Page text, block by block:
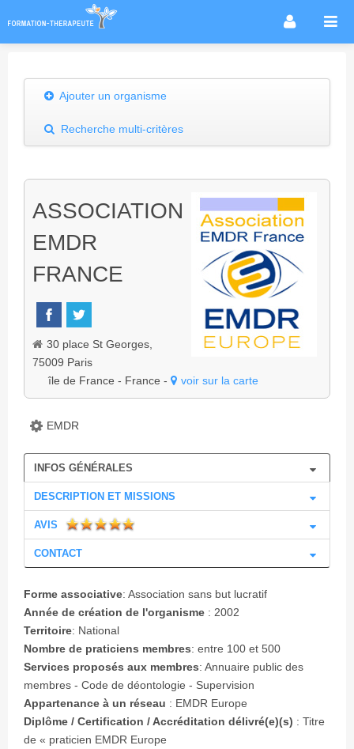
Infos métier
Annuaire des praticiens
Agenda & Actualités
Forum
Ajouter un organisme
Recherche multi-critères
ASSOCIATION
EMDR
FRANCE
30 place St Georges,
75009 Paris
île de France - France -
voir sur la carte
EMDR
INFOS GÉNÉRALES
DESCRIPTION ET MISSIONS
AVIS
CONTACT
Forme associative: Association sans but lucratif
Année de création de l'organisme : 2002
Territoire: National
Nombre de praticiens membres: entre 100 et 500
Services proposés aux membres: Annuaire public des
membres - Code de déontologie - Supervision
Appartenance à un réseau : EMDR Europe
Diplôme / Certification / Accréditation délivré(e)(s) : Titre
de « praticien EMDR Europe